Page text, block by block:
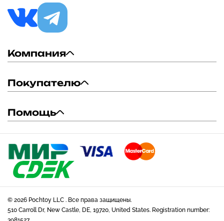
Компания
Покупателю
Помощь
© 2026 Pochtoy LLC . Все права защищены.
510 Carroll Dr, New Castle, DE, 19720, United States. Registration number: